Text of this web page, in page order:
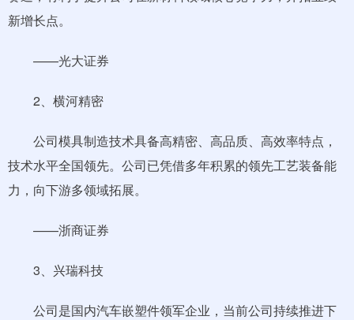
新增长点。
——光大证券
2、横河精密
公司模具制造技术具备高精密、高品质、高效率特点，
技术水平全国领先。公司已凭借多年积累的领先工艺装备能
力，向下游多领域拓展。
——浙商证券
3、兴瑞科技
公司是国内汽车嵌塑件领军企业，当前公司持续推进下